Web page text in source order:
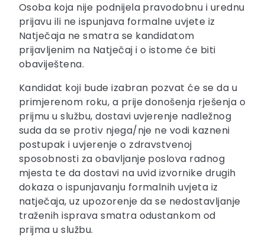
Osoba koja nije podnijela pravodobnu i urednu
prijavu ili ne ispunjava formalne uvjete iz
Natječaja ne smatra se kandidatom
prijavljenim na Natječaj i o istome će biti
obaviještena.
Kandidat koji bude izabran pozvat će se da u
primjerenom roku, a prije donošenja rješenja o
prijmu u službu, dostavi uvjerenje nadležnog
suda da se protiv njega/nje ne vodi kazneni
postupak i uvjerenje o zdravstvenoj
sposobnosti za obavljanje poslova radnog
mjesta te da dostavi na uvid izvornike drugih
dokaza o ispunjavanju formalnih uvjeta iz
natječaja, uz upozorenje da se nedostavljanje
traženih isprava smatra odustankom od
prijma u službu.